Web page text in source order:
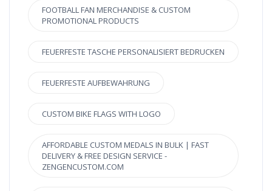
FOOTBALL FAN MERCHANDISE & CUSTOM
PROMOTIONAL PRODUCTS
FEUERFESTE TASCHE PERSONALISIERT BEDRUCKEN
FEUERFESTE AUFBEWAHRUNG
CUSTOM BIKE FLAGS WITH LOGO
AFFORDABLE CUSTOM MEDALS IN BULK | FAST
DELIVERY & FREE DESIGN SERVICE -
ZENGENCUSTOM.COM